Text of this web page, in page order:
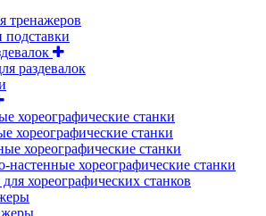
тренажеров
раздевалок
хореографические станки
хореографические станки
хореографические станки
настенные хореографические станки
хореографических станков